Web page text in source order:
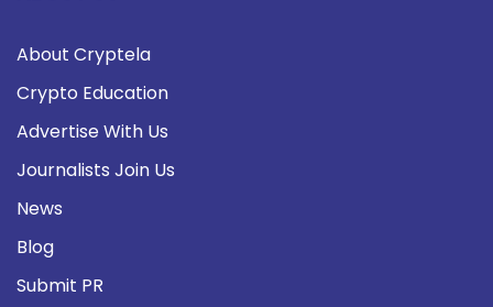
About Cryptela
Crypto Education
Advertise With Us
Journalists Join Us
News
Blog
Submit PR